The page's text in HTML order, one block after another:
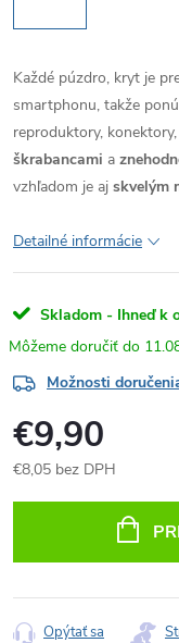
Každé púzdro, kryt je
smartphonu, takže
reproduktory,
škrabancami a
vzhľadom je aj skvelým
Detailné informácie
Skladom - Ihneď k
Možnosti
€9,90
€8,05 bez DPH
Opýtať sa